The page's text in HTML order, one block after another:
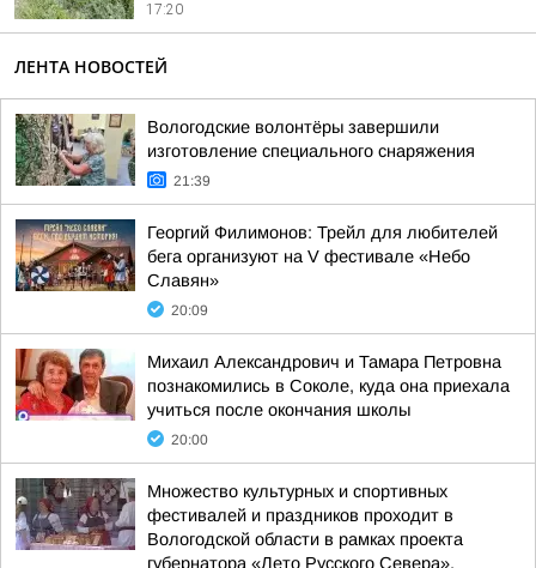
17:20
ЛЕНТА НОВОСТЕЙ
Вологодские волонтёры завершили
изготовление специального снаряжения
21:39
Георгий Филимонов: Трейл для любителей
бега организуют на V фестивале «Небо
Славян»
20:09
Михаил Александрович и Тамара Петровна
познакомились в Соколе, куда она приехала
учиться после окончания школы
20:00
Множество культурных и спортивных
фестивалей и праздников проходит в
Вологодской области в рамках проекта
губернатора «Лето Русского Севера»,